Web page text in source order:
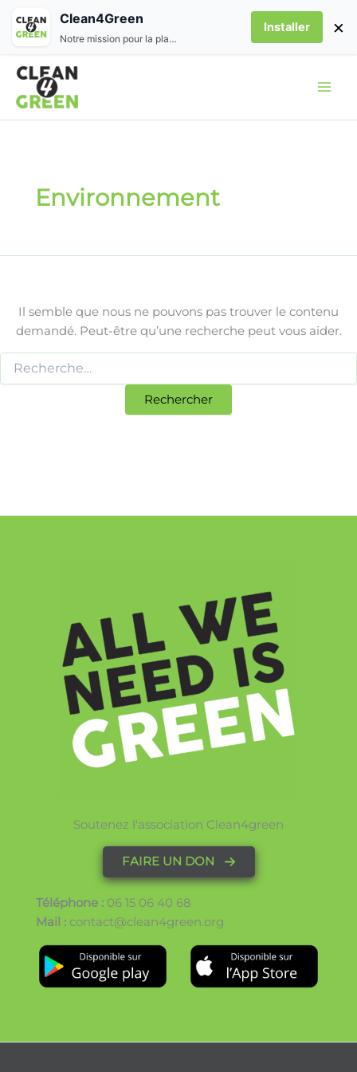
Environnement
Il semble que nous ne pouvons pas trouver le contenu
demandé. Peut-être qu’une recherche peut vous aider.
Soutenez l'association Clean4green
FAIRE UN DON
Téléphone : 06 15 06 40 68
Mail : contact@clean4green.org
Clean4Green
Notre mission pour la planète
Installer ×